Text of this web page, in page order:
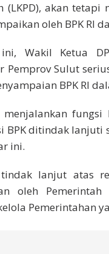
(LKPD), akan tetapi
oleh BPK RI
Wakil Ketua
Pemprov Sulut
BPK RI
menjalankan
BPK ditindak lanjuti
ini.
lanjut atas
oleh
Pemerintahan